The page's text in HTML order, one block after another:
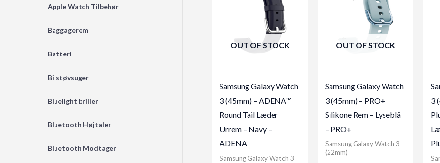
Apple Watch Tilbehør
Baggagerem
Batteri
Bilstøvsuger
Bluelight briller
Bluetooth Højtaler
Bluetooth Modtager
OUT OF STOCK
Samsung Galaxy Watch
3 (45mm) – ADENA™
Round Tail Læder
Urrem – Navy –
ADENA
Samsung Galaxy Watch 3
OUT OF STOCK
Samsung Galaxy Watch
3 (45mm) – PRO+
Silikone Rem – Lyseblå
– PRO+
Samsung Galaxy Watch 3
(22mm)
3